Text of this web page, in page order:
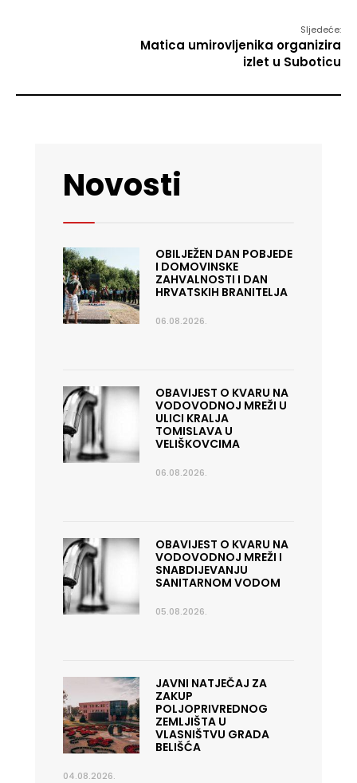
Sljedeće:
Matica umirovljenika organizira
izlet u Suboticu
Novosti
OBILJEŽEN DAN POBJEDE
I DOMOVINSKE
ZAHVALNOSTI I DAN
HRVATSKIH BRANITELJA
06.08.2026.
OBAVIJEST O KVARU NA
VODOVODNOJ MREŽI U
ULICI KRALJA
TOMISLAVA U
VELIŠKOVCIMA
06.08.2026.
OBAVIJEST O KVARU NA
VODOVODNOJ MREŽI I
SNABDIJEVANJU
SANITARNOM VODOM
05.08.2026.
JAVNI NATJEČAJ ZA
ZAKUP
POLJOPRIVREDNOG
ZEMLJIŠTA U
VLASNIŠTVU GRADA
BELIŠĆA
04.08.2026.